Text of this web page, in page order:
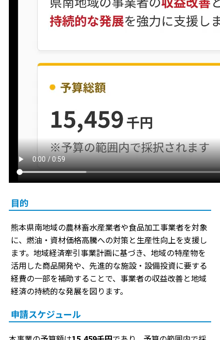
目的
熊本県南地域の農林畜水産業者や食品加工事業者を対象
に、燃油・資材価格高騰への対策と生産性向上を支援し
ます。地域経済牽引事業計画に基づき、地域の特産物を
活用した商品開発や、先進的な施設・設備投資に要する
経費の一部を補助することで、事業者の収益改善と地域
経済の持続的な発展を図ります。
申請スケジュール